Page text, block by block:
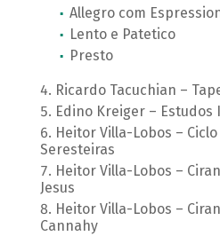
Allegro com
Lento e Patetico
Presto
Ricardo Tacuchian –
Edino Kreiger –
Heitor Villa-Lobos –
Seresteiras
Heitor Villa-Lobos –
Jesus
Heitor Villa-Lobos –
Cannahy